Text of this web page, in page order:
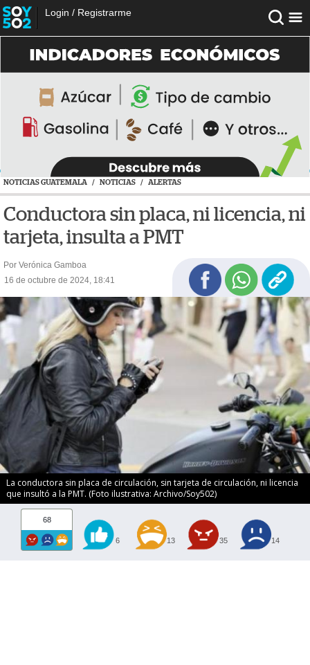
Login / Registrarme
NOTICIAS GUATEMALA / NOTICIAS / ALERTAS
Conductora sin placa, ni licencia, ni
tarjeta, insulta a PMT
Por Verónica Gamboa
16 de octubre de 2024, 18:41
La conductora sin placa de circulación, sin tarjeta de circulación, ni licencia
que insultó a la PMT. (Foto ilustrativa: Archivo/Soy502)
68
6 13 35 14